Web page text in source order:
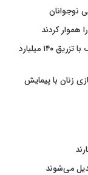
نوجوانان
کردند
مهار موج تعدیل نیروی شرکت‌های فناور پس از جنگ با تزریق ۱۴۰ میلیارد
زنان با پیمایش
می‌شوند